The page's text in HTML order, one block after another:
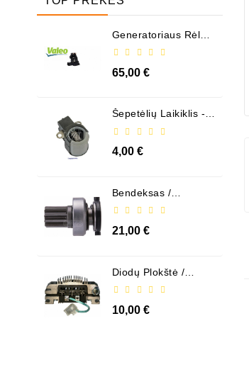
Generatoriaus Rėlė -
65,00 €
Šepetėlių Laikiklis - /
4,00 €
Bendeksas /
21,00 €
Diodų Plokštė /
10,00 €